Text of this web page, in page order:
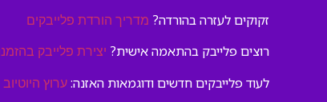
זקוקים לעזרה בהורדה? מדריך הורדת פלייבקים
רוצים פלייבק בהתאמה אישית? יצירת פלייבק
לעוד פלייבקים חדשים ודוגמאות האזנה: ערוץ